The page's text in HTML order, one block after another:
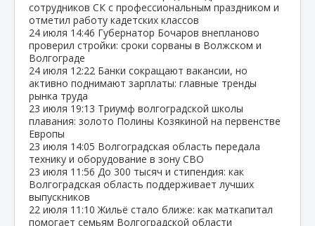
сотрудников СК с профессиональным праздником и
отметил работу кадетских классов
24 июля 14:46 Губернатор Бочаров внепланово
проверил стройки: сроки сорваны в Волжском и
Волгограде
24 июля 12:22 Банки сокращают вакансии, но
активно поднимают зарплаты: главные тренды
рынка труда
23 июля 19:13 Триумф волгоградской школы
плавания: золото Полины Козякиной на первенстве
Европы
23 июля 14:05 Волгоградская область передала
технику и оборудование в зону СВО
23 июля 11:56 До 300 тысяч и стипендия: как
Волгоградская область поддерживает лучших
выпускников
22 июля 11:10 Жильё стало ближе: как маткапитал
помогает семьям Волгоградской области